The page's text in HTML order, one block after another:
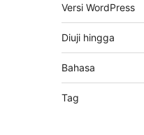
Versi WordPress
Diuji hingga
Bahasa
Tag